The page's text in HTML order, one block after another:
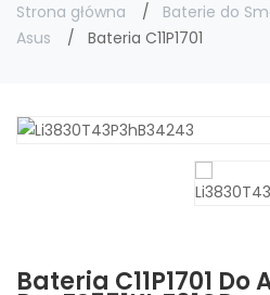
Strona główna
Baterie do
Asus
Bateria C11P1701
Bateria C11P1701